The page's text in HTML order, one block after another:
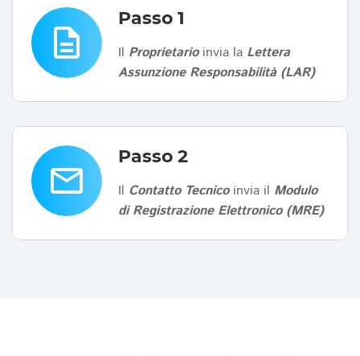
description
Passo 1
Il Proprietarioinvia la Lettera
Assunzione Responsabilità (LAR)
email
Passo 2
Il Contatto Tecnicoinvia il Modulo
di Registrazione Elettronico (MRE)